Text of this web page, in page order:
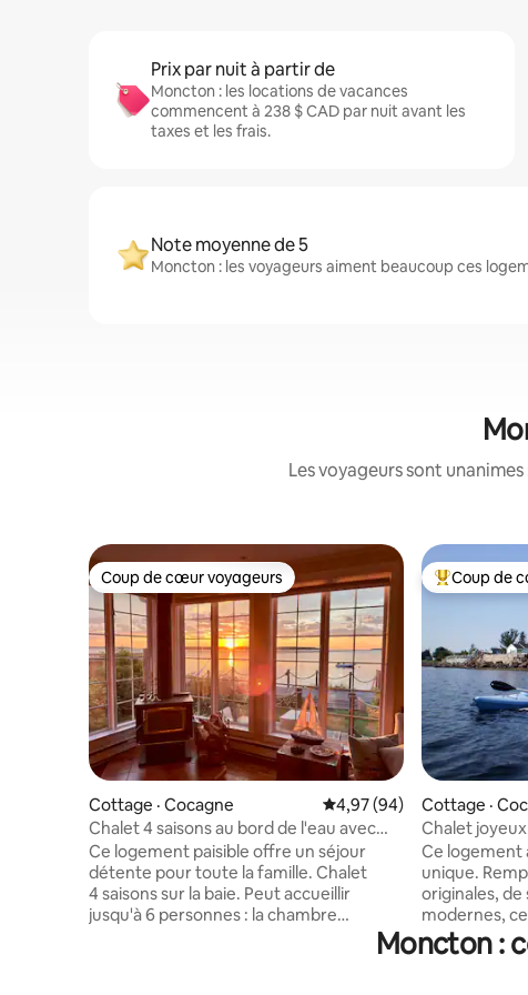
Prix par nuit à partir de
Moncton : les locations de vacances
commencent à 238 $ CAD par nuit avant les
taxes et les frais.
Note moyenne de 5
Moncton : les voyageurs aiment beaucoup ces
Les voyageurs sont
Coup de cœur voyageurs
Coup de cœur voyageurs
Cottage · Cocagne Note moyenne de 4,97
4,97 (94)
Chalet 4 saisons au bord de l'eau avec
jacuzzi et poêle à bois
Ce logement paisible offre un séjour
détente pour toute la famille. Chalet
4 saisons sur la baie. Peut accueillir
jusqu'à 6 personnes : la chambre
Coup de
Coup de
Cottage ·
Chalet
cheminée
Ce logement
unique.
originales,
modernes,
est un lieu
Des levers et
Moncton :